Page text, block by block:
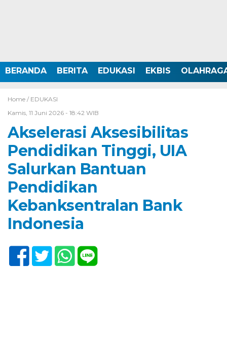
BERANDA BERITA EDUKASI EKBIS
Home / EDUKASI
Kamis, 11 Juni 2026 - 18:42 WIB
Akselerasi Aksesibilitas
Pendidikan Tinggi, UIA
Salurkan Bantuan
Pendidikan
Kebanksentralan Bank
Indonesia